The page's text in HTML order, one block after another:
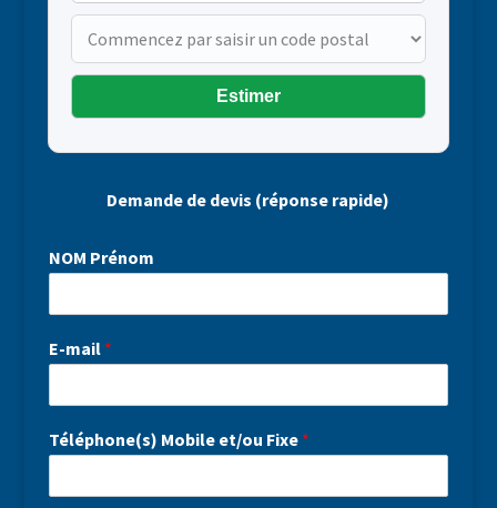
Estimer
Demande de devis (réponse rapide)
NOM Prénom
E-mail *
Téléphone(s) Mobile et/ou Fixe *